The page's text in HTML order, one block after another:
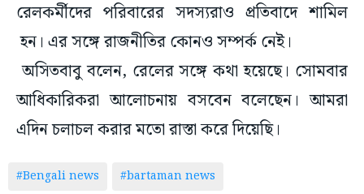
রেলকর্মীদের পরিবারের সদস্যরাও প্রতিবাদে শামিল
হন। এর সঙ্গে রাজনীতির কোনও সম্পর্ক নেই।
অসিতবাবু বলেন, রেলের সঙ্গে কথা হয়েছে। সোমবার
আধিকারিকরা আলোচনায় বসবেন বলেছেন। আমরা
এদিন চলাচল করার মতো রাস্তা করে দিয়েছি।
#Bengali news #bartaman news